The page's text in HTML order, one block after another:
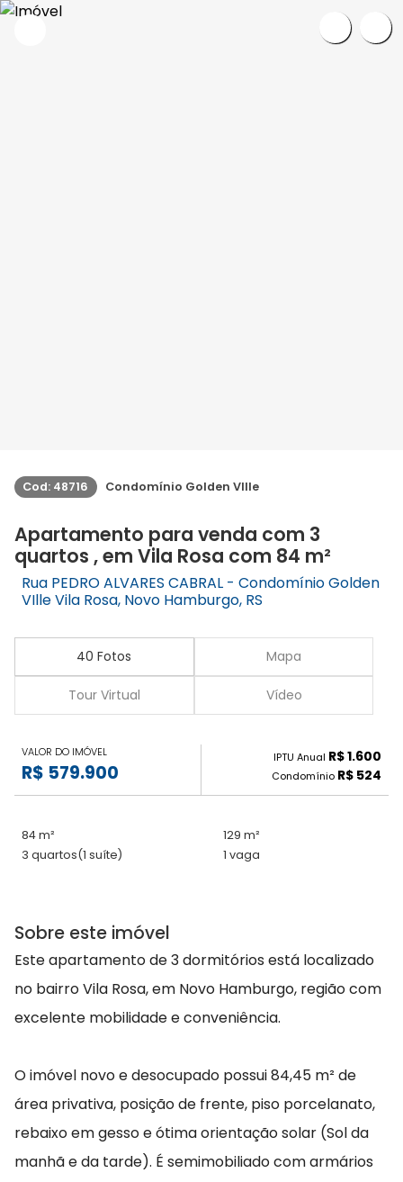
Cod: 48716 Condomínio Golden VIlle
Apartamento para venda com 3
quartos , em Vila Rosa com 84 m²
Rua PEDRO ALVARES CABRAL - Condomínio Golden
VIlle Vila Rosa, Novo Hamburgo, RS
40 Fotos Mapa
Tour Virtual Vídeo
VALOR DO IMÓVEL
R$ 579.900
IPTU Anual R$ 1.600
Condomínio R$ 524
84 m²
129 m²
3 quartos(1 suíte) 1 vaga
Sobre este imóvel
Este apartamento de 3 dormitórios está localizado
no bairro Vila Rosa, em Novo Hamburgo, região com
excelente mobilidade e conveniência.
O imóvel novo e desocupado possui 84,45 m² de
área privativa, posição de frente, piso porcelanato,
rebaixo em gesso e ótima orientação solar (Sol da
manhã e da tarde). É semimobiliado com armários